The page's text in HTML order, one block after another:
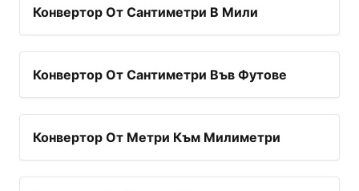
Конвертор От Сантиметри В Мили
Конвертор От Сантиметри Във Футове
Конвертор От Метри Към Милиметри